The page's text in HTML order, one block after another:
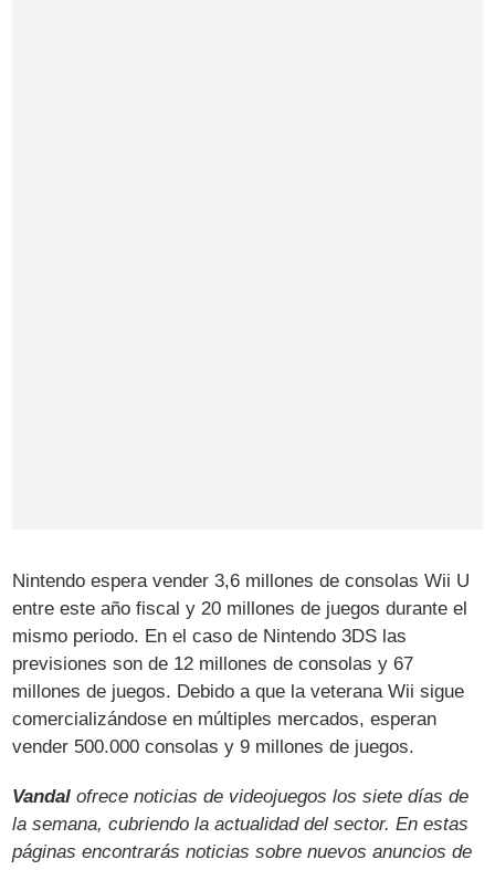
Nintendo espera vender 3,6 millones de consolas Wii U
entre este año fiscal y 20 millones de juegos durante el
mismo periodo. En el caso de Nintendo 3DS las
previsiones son de 12 millones de consolas y 67
millones de juegos. Debido a que la veterana Wii sigue
comercializándose en múltiples mercados, esperan
vender 500.000 consolas y 9 millones de juegos.
Vandal ofrece noticias de videojuegos los siete días de
la semana, cubriendo la actualidad del sector. En estas
páginas encontrarás noticias sobre nuevos anuncios de